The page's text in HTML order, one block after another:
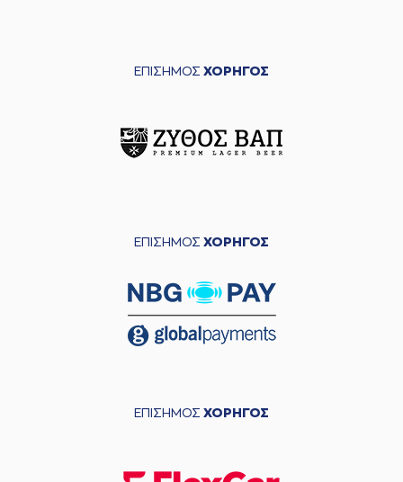
ΕΠΙΣΗΜΟΣ ΧΟΡΗΓΟΣ
ΕΠΙΣΗΜΟΣ ΧΟΡΗΓΟΣ
ΕΠΙΣΗΜΟΣ ΧΟΡΗΓΟΣ